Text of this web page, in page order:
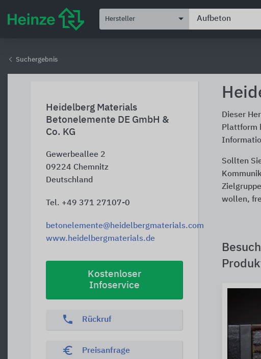
Hersteller
Suchergebnis
Heidelberg Materials
Betonelemente DE GmbH &
Co. KG
Gewerbeallee 2
09224 Chemnitz
Deutschland
Tel. +49 371 27107-0
betonelemente@heidelbergmaterials.com
www.heidelbergmaterials.de
Kostenloser
Infoservice
phone Rückruf
euro_symbol Preisanfrage
Dieser
Plattform
Sollten
wollen,